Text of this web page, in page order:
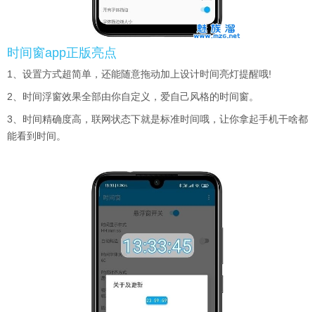
时间窗app正版亮点
1、设置方式超简单，还能随意拖动加上设计时间亮灯提醒哦!
2、时间浮窗效果全部由你自定义，爱自己风格的时间窗。
3、时间精确度高，联网状态下就是标准时间哦，让你拿起手机干啥都
能看到时间。